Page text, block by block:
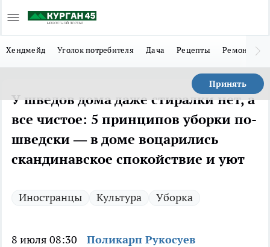
Хендмейд Уголок потребителя Дача Рецепты Ремонт
Принять
У шведов дома даже стиралки нет, а
все чистое: 5 принципов уборки по-
шведски — в доме воцарились
скандинавское спокойствие и уют
Иностранцы Культура Уборка
8 июля 08:30 Поликарп Рукосуев